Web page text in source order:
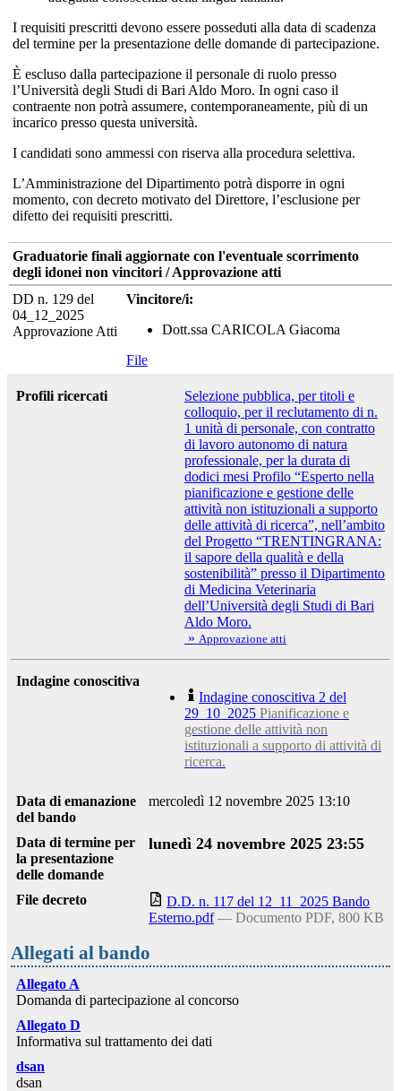
I requisiti prescritti devono essere posseduti alla data di scadenza
del termine per la presentazione delle domande di partecipazione.
È escluso dalla partecipazione il personale di ruolo presso
l’Università degli Studi di Bari Aldo Moro. In ogni caso il
contraente non potrà assumere, contemporaneamente, più di un
incarico presso questa università.
I candidati sono ammessi con riserva alla procedura selettiva.
L’Amministrazione del Dipartimento potrà disporre in ogni
momento, con decreto motivato del Direttore, l’esclusione per
difetto dei requisiti prescritti.
Graduatorie finali aggiornate con l'eventuale scorrimento
degli idonei non vincitori / Approvazione atti
DD n. 129 del
04_12_2025
Approvazione Atti
Vincitore/i:
Dott.ssa CARICOLA Giacoma
File
Profili ricercati
Selezione pubblica, per titoli e
colloquio, per il reclutamento di n.
1 unità di personale, con contratto
di lavoro autonomo di natura
professionale, per la durata di
dodici mesi Profilo “Esperto nella
pianificazione e gestione delle
attività non istituzionali a supporto
delle attività di ricerca”, nell’ambito
del Progetto “TRENTINGRANA:
il sapore della qualità e della
sostenibilità” presso il Dipartimento
di Medicina Veterinaria
dell’Università degli Studi di Bari
Aldo Moro.
» Approvazione atti
Indagine conoscitiva
Indagine conoscitiva 2 del
29_10_2025 Pianificazione e
gestione delle attività non
istituzionali a supporto di attività di
ricerca.
Data di emanazione
del bando
mercoledì 12 novembre 2025 13:10
Data di termine per
la presentazione
delle domande
lunedì 24 novembre 2025 23:55
File decreto
D.D. n. 117 del 12_11_2025 Bando
Esterno.pdf — Documento PDF, 800 KB
Allegati al bando
Allegato A
Domanda di partecipazione al concorso
Allegato D
Informativa sul trattamento dei dati
dsan
dsan